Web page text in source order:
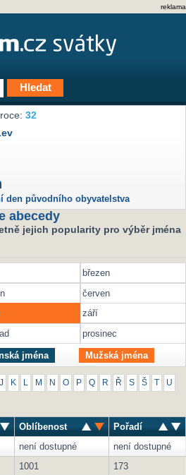
reklama
32
den původního obyvatelstva
abecedy
jejich popularity pro výběr jména
březen
červen
září
prosinec
jména Mužská jména
J K M N O P Q R Ř S Š U
Oblíbenost
Pořadí
není dostupné
není dostupné
1001
173